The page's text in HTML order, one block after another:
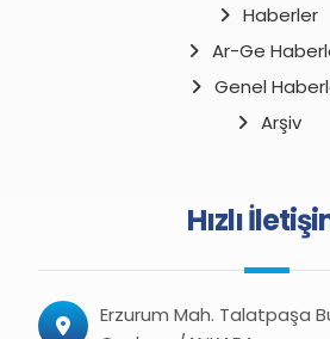
Haberler
Ar-Ge
Genel
Arşiv
Hızlı
Erzurum Mah. Talatpaşa